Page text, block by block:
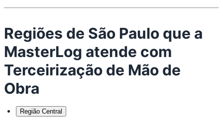
Regiões de São Paulo que a
MasterLog atende com
Terceirização de Mão de
Obra
Região Central